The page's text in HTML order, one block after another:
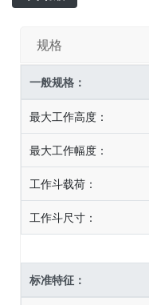
规格
一般规格：
最大工作高度：
最大工作幅度：
工作斗载荷：
工作斗尺寸：
标准特征：